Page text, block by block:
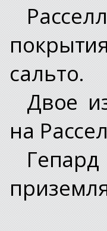
сальто.
Двое
на